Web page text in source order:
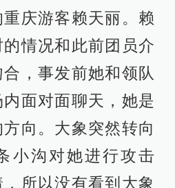
庆游客赖天丽。赖
情况和此前团员介
，事发前她和领队
面对面聊天，她是
向。大象突然转向
小沟对她进行攻击
所以没有看到大象